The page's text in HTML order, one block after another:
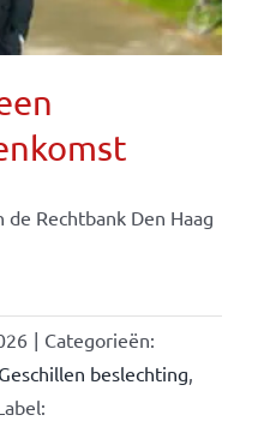
Rechtbank Den Haag
| Categorieën:
Geschillen beslechting